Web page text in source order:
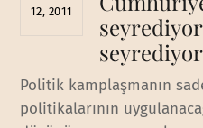
12, 2011
Politik kamplaşmanın
politikalarının